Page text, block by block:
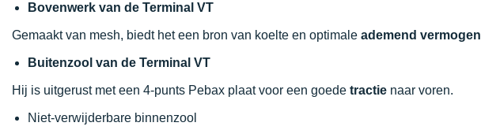
Bovenwerk van de Terminal VT
Gemaakt van mesh, biedt het een bron van koelte en optimale ademend vermogen
Buitenzool van de Terminal VT
Hij is uitgerust met een 4-punts Pebax plaat voor een goede tractie naar voren.
Niet-verwijderbare binnenzool